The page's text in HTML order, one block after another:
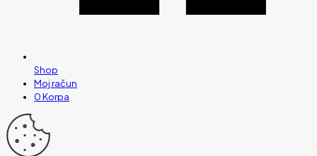
Shop
Moj račun
0Korpa